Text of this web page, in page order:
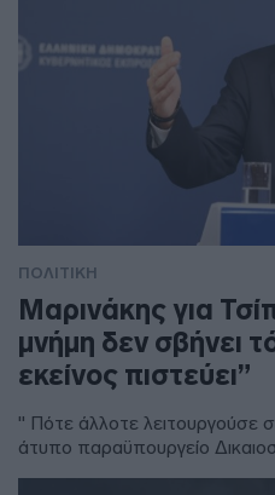
ΠΟΛΙΤΙΚΗ
Μαρινάκης για
μνήμη δεν σβήνει
εκείνος πιστεύει”
" Πότε άλλοτε λειτουργούσε
άτυπο παραϋπουργείο